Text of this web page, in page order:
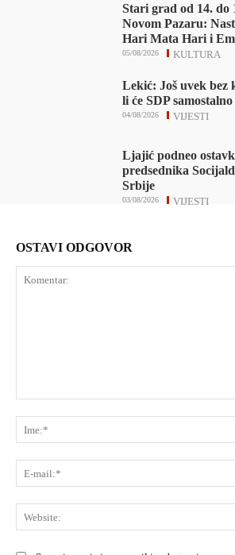
Stari grad od 14. do
Novom Pazaru:
Hari Mata Hari i
KULTURA
05/08/2026
Lekić: Još uvek bez
li će SDP
VIJESTI
04/08/2026
Ljajić podneo
predsednika
Srbije
VIJESTI
03/08/2026
OSTAVI ODGOVOR